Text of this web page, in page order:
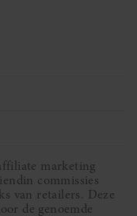
marketing
commissies
van retailers. Deze
de genoemde